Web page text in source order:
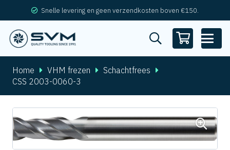
Snelle levering en geen verzendkosten boven €150.
Home VHM frezen
Schachtfrees
CSS 2003-0060-3